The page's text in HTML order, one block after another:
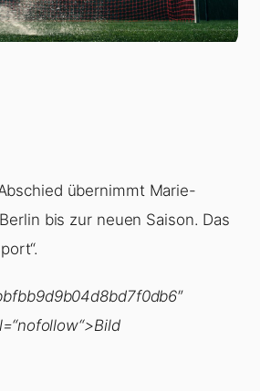
übernimmt Marie-
Berlin bis zur neuen Saison. Das